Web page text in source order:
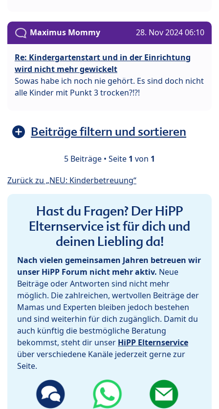
Maximus Mommy 28. Nov 2024 06:10
Re: Kindergartenstart und in der Einrichtung
wird nicht mehr gewickelt
Sowas habe ich noch nie gehört. Es sind doch nicht
alle Kinder mit Punkt 3 trocken?!?!
Beiträge filtern und sortieren
5 Beiträge • Seite 1 von 1
Zurück zu „NEU: Kinderbetreuung“
Hast du Fragen? Der HiPP
Elternservice ist für dich und
deinen Liebling da!
Nach vielen gemeinsamen Jahren betreuen wir
unser HiPP Forum nicht mehr aktiv. Neue
Beiträge oder Antworten sind nicht mehr
möglich. Die zahlreichen, wertvollen Beiträge der
Mamas und Experten bleiben jedoch bestehen
und sind weiterhin für dich zugänglich. Damit du
auch künftig die bestmögliche Beratung
bekommst, steht dir unser HiPP Elternservice
über verschiedene Kanäle jederzeit gerne zur
Seite.